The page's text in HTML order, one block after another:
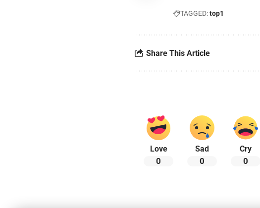
TAGGED:top1
Share This Article
Love
0
Sad
0
Cry
0